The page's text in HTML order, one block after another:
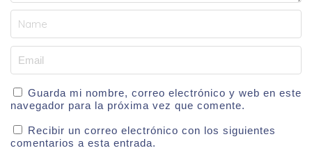
Guarda mi nombre, correo electrónico y web en este
navegador para la próxima vez que comente.
Recibir un correo electrónico con los siguientes
comentarios a esta entrada.